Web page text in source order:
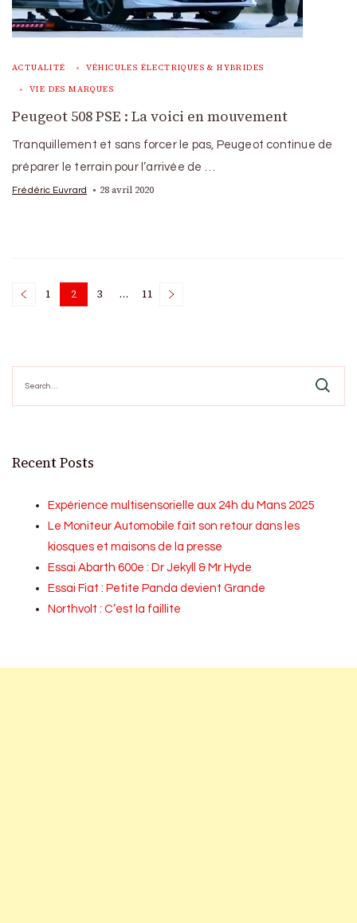
ACTUALITÉ VÉHICULES ÉLECTRIQUES & HYBRIDES
VIE DES MARQUES
Peugeot 508 PSE : La voici en mouvement
Tranquillement et sans forcer le pas, Peugeot continue de
préparer le terrain pour l’arrivée de …
Frédéric Euvrard 28 avril 2020
Posts
Page
1 Page
2 Page
3 … Page
11
for:
Recent Posts
Expérience multisensorielle aux 24h du Mans 2025
Le Moniteur Automobile fait son retour dans les
kiosques et maisons de la presse
Essai Abarth 600e : Dr Jekyll & Mr Hyde
Essai Fiat : Petite Panda devient Grande
Northvolt : C’est la faillite